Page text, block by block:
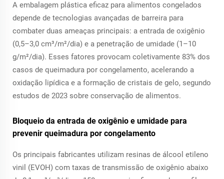
A embalagem plástica eficaz para alimentos congelados
depende de tecnologias avançadas de barreira para
combater duas ameaças principais: a entrada de oxigênio
(0,5–3,0 cm³/m²/dia) e a penetração de umidade (1–10
g/m²/dia). Esses fatores provocam coletivamente 83% dos
casos de queimadura por congelamento, acelerando a
oxidação lipídica e a formação de cristais de gelo, segundo
estudos de 2023 sobre conservação de alimentos.
Bloqueio da entrada de oxigênio e umidade para
prevenir queimadura por congelamento
Os principais fabricantes utilizam resinas de álcool etileno
vinil (EVOH) com taxas de transmissão de oxigênio abaixo